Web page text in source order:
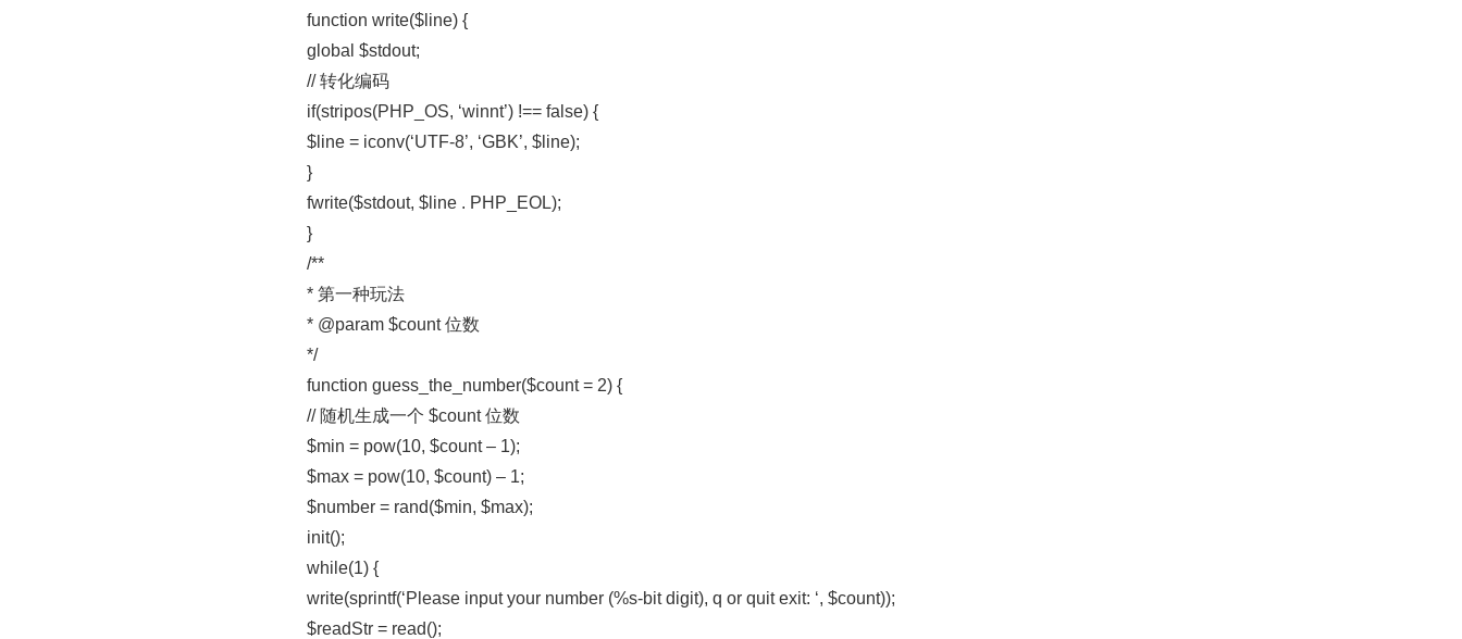
function write($line) {
global $stdout;
// 转化编码
if(stripos(PHP_OS, ‘winnt’) !== false) {
$line = iconv(‘UTF-8’, ‘GBK’, $line);
}
fwrite($stdout, $line . PHP_EOL);
}
/**
* 第一种玩法
* @param $count 位数
*/
function guess_the_number($count = 2) {
// 随机生成一个 $count 位数
$min = pow(10, $count – 1);
$max = pow(10, $count) – 1;
$number = rand($min, $max);
init();
while(1) {
write(sprintf(‘Please input your number (%s-bit digit), q or quit exit: ‘, $count));
$readStr = read();